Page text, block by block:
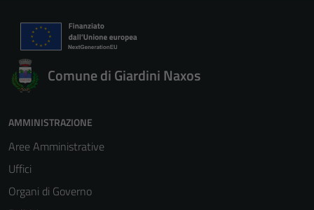
Comune di Giardini Naxos
AMMINISTRAZIONE
Aree Amministrative
Uffici
Organi di Governo